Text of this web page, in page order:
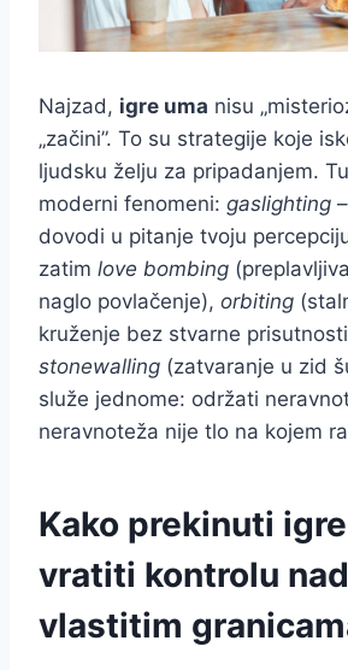
Najzad, igre uma nisu
„začini”. To su strategije koje
ljudsku želju za pripadanjem.
moderni fenomeni: gaslighting
dovodi u pitanje tvoju
zatim love bombing
naglo povlačenje), orbiting
kruženje bez stvarne
stonewalling (zatvaranje u zid
služe jednome: održati
neravnoteža nije tlo na kojem
Kako prekinuti
vratiti kontrolu nad
vlastitim